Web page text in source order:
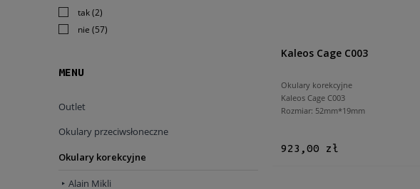
tak(2)
nie (57)
MENU
Outlet
Okulary przeciwsłoneczne
Okulary korekcyjne
Alain Mikli
Kaleos Cage C003
Okulary korekcyjne
Kaleos Cage C003
Rozmiar: 52mm*19mm
923,00 zł